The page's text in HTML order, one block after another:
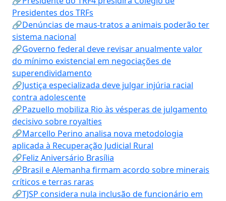
Presidentes dos TRFs
🔗Denúncias de maus-tratos a animais poderão ter
sistema nacional
🔗Governo federal deve revisar anualmente valor
do mínimo existencial em negociações de
superendividamento
🔗Justiça especializada deve julgar injúria racial
contra adolescente
🔗Pazuello mobiliza Rio às vésperas de julgamento
decisivo sobre royalties
🔗Marcello Perino analisa nova metodologia
aplicada à Recuperação Judicial Rural
🔗Feliz Aniversário Brasília
🔗Brasil e Alemanha firmam acordo sobre minerais
críticos e terras raras
🔗TJSP considera nula inclusão de funcionário em